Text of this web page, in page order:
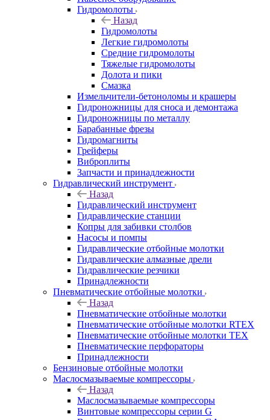
Гидромолоты
Назад
Гидромолоты
Легкие гидромолоты
Средние гидромолоты
Тяжелые гидромолоты
Долота и пики
Смазка
Измельчители-бетоноломы и крашеры
Гидроножницы для сноса и демонтажа
Гидроножницы по металлу
Барабанные фрезы
Гидромагниты
Грейферы
Виброплиты
Запчасти и принадлежности
Гидравлический инструмент
Назад
Гидравлический инструмент
Гидравлические станции
Копры для забивки столбов
Насосы и помпы
Гидравлические отбойные молотки
Гидравлические алмазные дрели
Гидравлические резчики
Принадлежности
Пневматические отбойные молотки
Назад
Пневматические отбойные молотки
Пневматические отбойные молотки RTEX
Пневматические отбойные молотки TEX
Пневматические перфораторы
Принадлежности
Бензиновые отбойные молотки
Маслосмазываемые компрессоры
Назад
Маслосмазываемые компрессоры
Винтовые компрессоры серии G